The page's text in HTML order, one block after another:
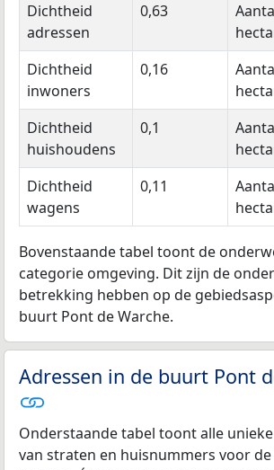
Dichtheid
adressen
0,63
Dichtheid
inwoners
0,16
Dichtheid
huishoudens
0,1
Dichtheid
wagens
0,11
Bovenstaande tabel toont de
categorie omgeving. Dit zijn de
betrekking hebben op de
buurt Pont de Warche.
Adressen in de buurt Pont
Onderstaande tabel toont alle
van straten en huisnummers voor